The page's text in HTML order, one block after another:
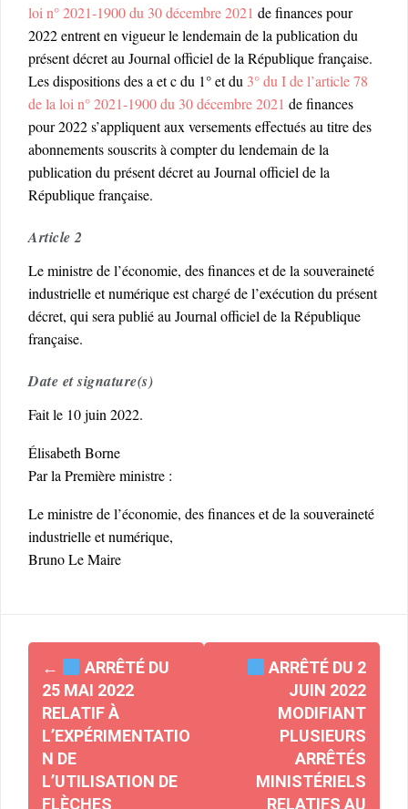
loi n° 2021-1900 du 30 décembre 2021 de finances pour
2022 entrent en vigueur le lendemain de la publication du
présent décret au Journal officiel de la République française.
Les dispositions des a et c du 1° et du 3° du I de l’article 78
de la loi n° 2021-1900 du 30 décembre 2021 de finances
pour 2022 s’appliquent aux versements effectués au titre des
abonnements souscrits à compter du lendemain de la
publication du présent décret au Journal officiel de la
République française.
Article 2
Le ministre de l’économie, des finances et de la souveraineté
industrielle et numérique est chargé de l’exécution du présent
décret, qui sera publié au Journal officiel de la République
française.
Date et signature(s)
Fait le 10 juin 2022.
Élisabeth Borne
Par la Première ministre :
Le ministre de l’économie, des finances et de la souveraineté
industrielle et numérique,
Bruno Le Maire
Navigation
d'article
←
ARRÊTÉ DU
25 MAI 2022
RELATIF À
L’EXPÉRIMENTATIO
N DE
L’UTILISATION DE
FLÈCHES
ARRÊTÉ DU 2
JUIN 2022
MODIFIANT
PLUSIEURS
ARRÊTÉS
MINISTÉRIELS
RELATIFS AU